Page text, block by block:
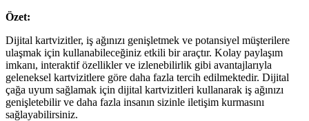
Özet:
Dijital kartvizitler, iş ağınızı genişletmek ve potansiyel müşterilere
ulaşmak için kullanabileceğiniz etkili bir araçtır. Kolay paylaşım
imkanı, interaktif özellikler ve izlenebilirlik gibi avantajlarıyla
geleneksel kartvizitlere göre daha fazla tercih edilmektedir. Dijital
çağa uyum sağlamak için dijital kartvizitleri kullanarak iş ağınızı
genişletebilir ve daha fazla insanın sizinle iletişim kurmasını
sağlayabilirsiniz.